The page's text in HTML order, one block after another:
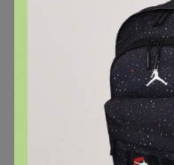
Размер: 90 гр,
желчном пузыре и
жаропонижающее и
простудных
нормализующее
подагре; суставном